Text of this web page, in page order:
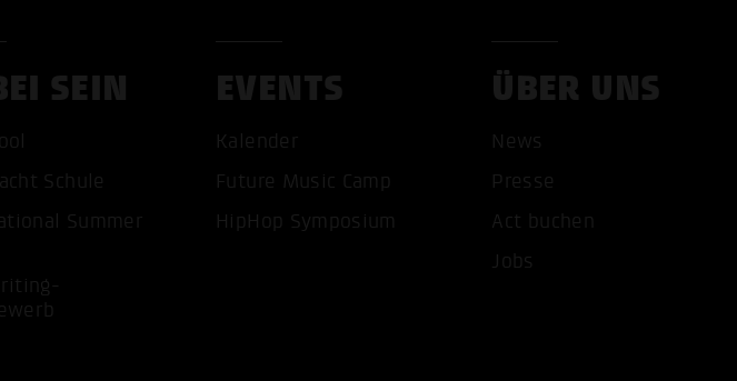
ALLE COOKIES AKZEPTIEREN ALLE COOKIES
SEIN
Schule
Summer
EVENTS
Kalender
Future Music Camp
HipHop Symposium
ÜBER UNS
News
Presse
Act buchen
Jobs